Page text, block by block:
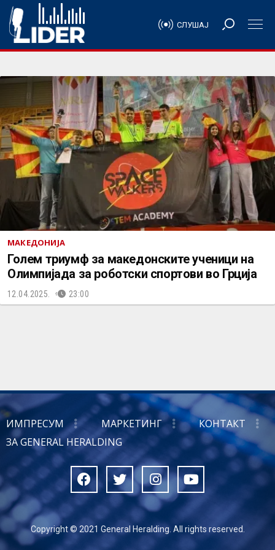
СЛУШАЈ
МАКЕДОНИЈА
Голем триумф за македонските ученици на
Олимпијада за роботски спортови во Грција
12.04.2025. 23:00
ИМПРЕСУМ МАРКЕТИНГ
КОНТАКТ
ЗА GENERAL HERALDING
Copyright © 2021 General Heralding. All rights reserved.